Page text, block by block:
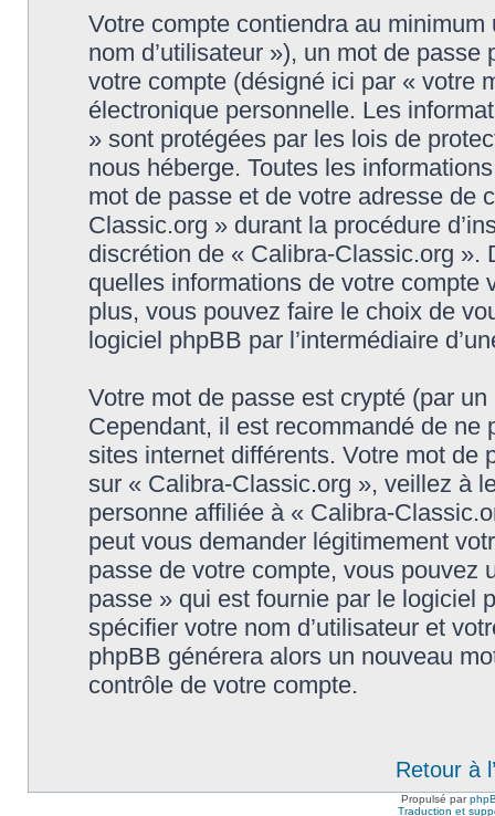
Votre compte contiendra au
nom d’utilisateur »), un mot de
votre compte (désigné ici par « votre
électronique personnelle. Les
» sont protégées par les lois de
nous héberge. Toutes les
mot de passe et de votre adresse de
Classic.org » durant la procédure
discrétion de « Calibra-Classic.org
quelles informations de votre compte
plus, vous pouvez faire le choix de
logiciel phpBB par l’intermédiaire
Votre mot de passe est crypté (par
Cependant, il est recommandé de
sites internet différents. Votre mot de
sur « Calibra-Classic.org », veillez à
personne affiliée à « Calibra-
peut vous demander légitimement
passe de votre compte, vous pouvez
passe » qui est fournie par le logiciel
spécifier votre nom d’utilisateur et
phpBB générera alors un nouveau
contrôle de votre compte.
Retour à
Propulsé par
Traduction et